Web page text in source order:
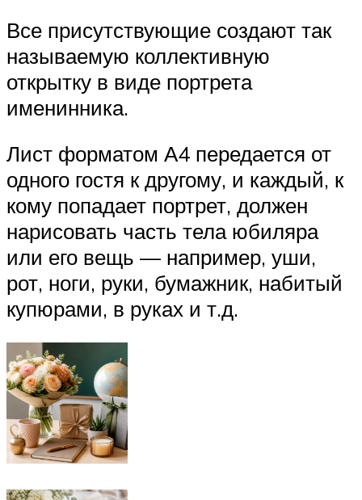
Все присутствующие создают так
называемую коллективную
открытку в виде портрета
именинника.
Лист форматом А4 передается от
одного гостя к другому, и каждый, к
кому попадает портрет, должен
нарисовать часть тела юбиляра
или его вещь — например, уши,
рот, ноги, руки, бумажник, набитый
купюрами, в руках и т.д.